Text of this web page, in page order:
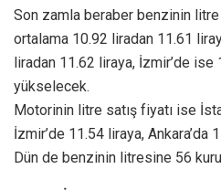
Son zamla beraber benzinin litre
ortalama 10.92 liradan 11.61
liradan 11.62 liraya, İzmir’de
yükselecek.
Motorinin litre satış fiyatı ise
İzmir’de 11.54 liraya, Ankara’da
Dün de benzinin litresine 56